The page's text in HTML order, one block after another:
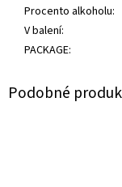
Procento alkoholu:
V balení:
PACKAGE: